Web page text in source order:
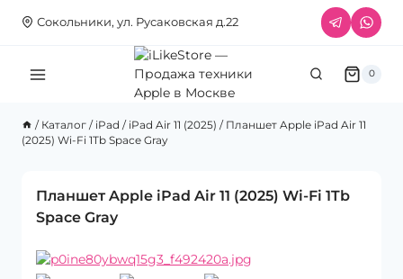
Сокольники, ул. Русаковская д.22
0
/ Каталог / iPad / iPad Air 11 (2025) / Планшет Apple iPad Air 11
(2025) Wi-Fi 1Tb Space Gray
Планшет Apple iPad Air 11 (2025) Wi-Fi 1Tb
Space Gray